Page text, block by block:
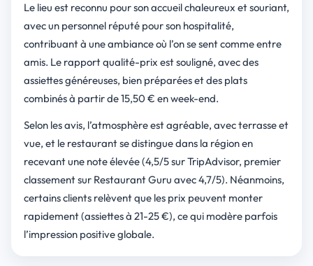
Le lieu est reconnu pour son accueil chaleureux et souriant,
avec un personnel réputé pour son hospitalité,
contribuant à une ambiance où l’on se sent comme entre
amis. Le rapport qualité-prix est souligné, avec des
assiettes généreuses, bien préparées et des plats
combinés à partir de 15,50 € en week-end.
Selon les avis, l’atmosphère est agréable, avec terrasse et
vue, et le restaurant se distingue dans la région en
recevant une note élevée (4,5/5 sur TripAdvisor, premier
classement sur Restaurant Guru avec 4,7/5). Néanmoins,
certains clients relèvent que les prix peuvent monter
rapidement (assiettes à 21-25 €), ce qui modère parfois
l’impression positive globale.